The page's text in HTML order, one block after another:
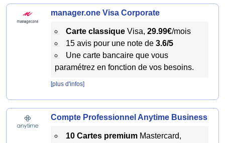
manager.one Visa Corporate
Carte classiqueVisa, 29.99€/mois
15 avis pour une note de 3.6/5
Une carte bancaire que vous
paramétrez en fonction de vos besoins.
[plus d'infos]
Compte Professionnel Anytime Business
10 Cartes premiumMastercard,